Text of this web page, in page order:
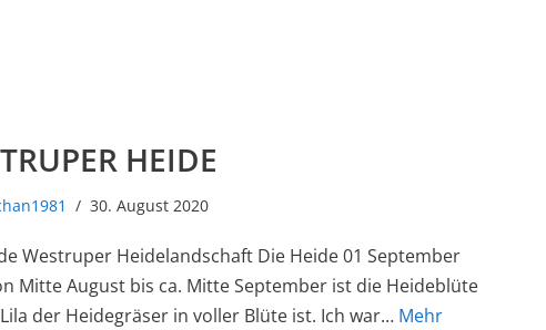
HEIDE
30. August 2020
Westruper Heidelandschaft Die Heide 01 September
Mitte August bis ca. Mitte September ist die Heideblüte
der Heidegräser in voller Blüte ist. Ich war… Mehr